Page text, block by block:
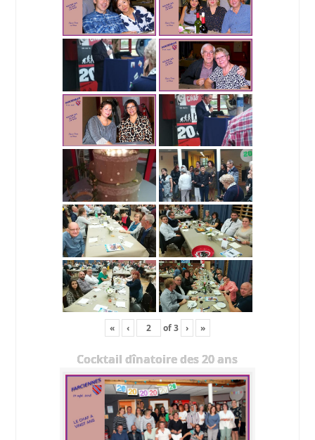
« ‹ of3 › »
Cocktail dînatoire des 20 ans